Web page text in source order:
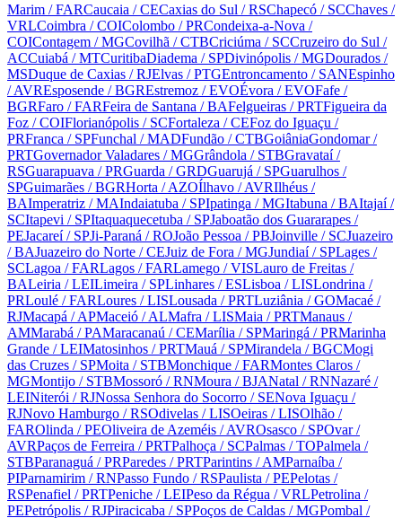
Marim / FARCaucaia / CECaxias do Sul / RSChapecó / SCChaves /
VRLCoimbra / COIColombo / PRCondeixa-a-Nova /
COIContagem / MGCovilhã / CTBCriciúma / SCCruzeiro do Sul /
ACCuiabá / MTCuritibaDiadema / SPDivinópolis / MGDourados /
MSDuque de Caxias / RJElvas / PTGEntroncamento / SANEspinho
/ AVREsposende / BGREstremoz / EVOÉvora / EVOFafe /
BGRFaro / FARFeira de Santana / BAFelgueiras / PRTFigueira da
Foz / COIFlorianópolis / SCFortaleza / CEFoz do Iguaçu /
PRFranca / SPFunchal / MADFundão / CTBGoiâniaGondomar/
PRTGovernador Valadares / MGGrândola / STBGravataí/
RSGuarapuava / PRGuarda / GRDGuarujá / SPGuarulhos /
SPGuimarães / BGRHorta / AZOÍlhavo / AVRIlhéus /
BAImperatriz / MAIndaiatuba / SPIpatinga / MGItabuna / BAItajaí/
SCItapevi / SPItaquaquecetuba / SPJaboatão dos Guararapes /
PEJacareí/ SPJi-Paraná / ROJoão Pessoa / PBJoinville / SCJuazeiro
/ BAJuazeiro do Norte / CEJuiz de Fora / MGJundiaí/ SPLages /
SCLagoa / FARLagos / FARLamego / VISLauro de Freitas /
BALeiria / LEILimeira / SPLinhares / ESLisboa / LISLondrina /
PRLoulé / FARLoures / LISLousada / PRTLuziânia / GOMacaé /
RJMacapá / APMaceió / ALMafra / LISMaia / PRTManaus /
AMMarabá / PAMaracanaú / CEMarília / SPMaringá / PRMarinha
Grande / LEIMatosinhos / PRTMauá / SPMirandela / BGCMogi
das Cruzes / SPMoita / STBMonchique / FARMontes Claros /
MGMontijo / STBMossoró / RNMoura / BJANatal / RNNazaré /
LEINiterói / RJNossa Senhora do Socorro / SENova Iguaçu /
RJNovo Hamburgo / RSOdivelas / LISOeiras / LISOlhão /
FAROlinda / PEOliveira de Azeméis / AVROsasco / SPOvar/
AVRPaços de Ferreira / PRTPalhoça / SCPalmas / TOPalmela /
STBParanaguá / PRParedes / PRTParintins / AMParnaíba /
PIParnamirim / RNPasso Fundo / RSPaulista / PEPelotas /
RSPenafiel / PRTPeniche / LEIPeso da Régua / VRLPetrolina /
PEPetrópolis / RJPiracicaba / SPPoços de Caldas / MGPombal /